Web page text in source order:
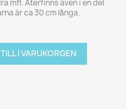
mfl. Återfinns även i en del
är ca 30 cm långa.
I VARUKORGEN